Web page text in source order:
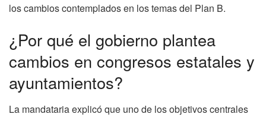
los cambios contemplados en los temas del Plan B.
¿Por qué el gobierno plantea
cambios en congresos estatales y
ayuntamientos?
La mandataria explicó que uno de los objetivos centrales